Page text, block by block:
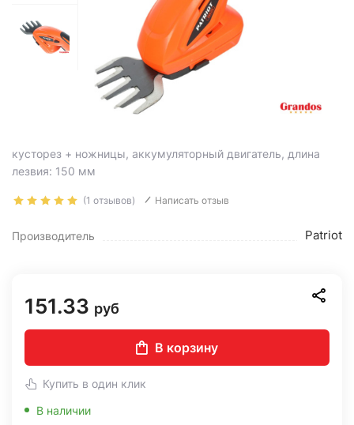
кусторез + ножницы, аккумуляторный двигатель, длина
лезвия: 150 мм
(1 отзывов) Написать отзыв
Производитель Patriot
151.33 руб
В корзину
Купить в один клик
В наличии